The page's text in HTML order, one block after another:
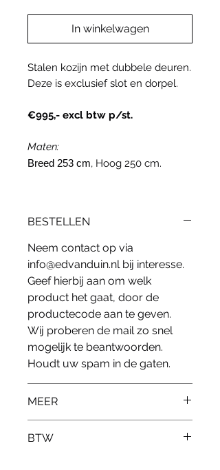
In winkelwagen
Stalen kozijn met dubbele deuren.
Deze is exclusief slot en dorpel.
€995,- excl btw p/st.
Maten:
Breed 253 cm, Hoog 250 cm.
BESTELLEN
Neem contact op via
info@edvanduin.nl bij interesse.
Geef hierbij aan om welk
product het gaat, door de
productecode aan te geven.
Wij proberen de mail zo snel
mogelijk te beantwoorden.
Houdt uw spam in de gaten.
MEER
Kijk bij onze
BTW